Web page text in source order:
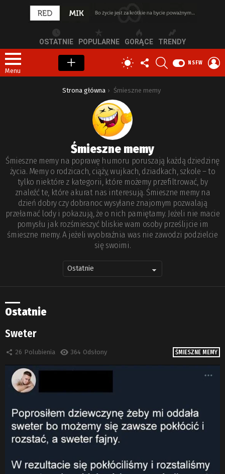
OSTATNIE POPULARNE GORĄCE TRENDY
Menu
PRZEŁĄCZ
SKÓRKĘ
OBSERWUJ
NAS
NSFW
Strona główna Śmieszne memy
Śmieszne memy
Śmieszne memy na poprawę humoru poruszają każdą dziedzinę
życia. Memy o rodzicach, ciąży, wujkach, dziadkach, szkole – to
tylko niektóre z kategorii, które możemy przefiltrować, by
znaleźć te, które akurat nas interesują. Śmieszne memy na
dzień dobry czy dobranoc wysyłane znajomym pozwalają
przełamać lody i pokazują, że o nich pamiętamy. Jeżeli nie macie
pomysłu jak rozśmieszyć bliskie wam osoby prześlijcie im
śmieszne memy. A jeżeli wyobraźnia was nie zawodzi podzielcie
się swoimi.
Ostatnie
ŚMIESZNE MEMY
Sweter
26 Polubienia 364 Odsłony